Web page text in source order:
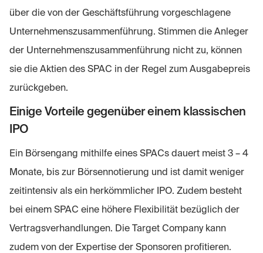
über die von der Geschäftsführung vorgeschlagene
Unternehmenszusammenführung. Stimmen die Anleger
der Unternehmenszusammenführung nicht zu, können
sie die Aktien des SPAC in der Regel zum Ausgabepreis
zurückgeben.
Einige Vorteile gegenüber einem klassischen
IPO
Ein Börsengang mithilfe eines SPACs dauert meist 3 – 4
Monate, bis zur Börsennotierung und ist damit weniger
zeitintensiv als ein herkömmlicher IPO. Zudem besteht
bei einem SPAC eine höhere Flexibilität bezüglich der
Vertragsverhandlungen. Die Target Company kann
zudem von der Expertise der Sponsoren profitieren.